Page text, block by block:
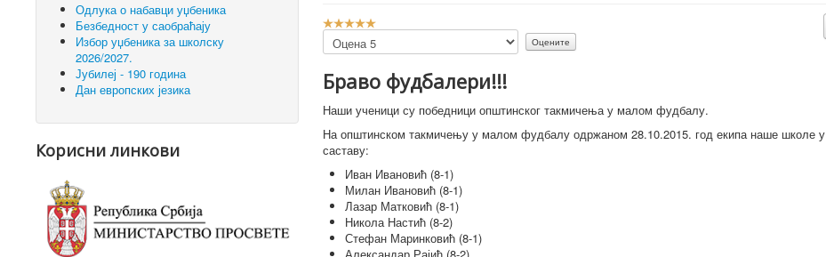
Одлука о набавци уџбеника
Безбедност у саобраћају
Избор уџбеника за школску
2026/2027.
Јубилеј - 190 година
Дан европских језика
Корисни линкови
О
ц
е
а
о
р
и
Оцените
Браво фудбалери!!!
Наши ученици су победници општинског такмичења у малом фудбалу.
На општинском такмичењу у малом фудбалу одржаном 28.10.2015. год екипа наше школе у
саставу:
Иван Ивановић (8-1)
Милан Ивановић (8-1)
Лазар Матковић (8-1)
Никола Настић (8-2)
Стефан Маринковић (8-1)